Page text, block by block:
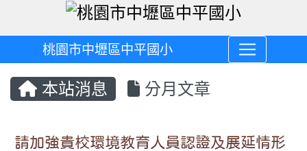
桃園市中壢區中平國小
本站消息 分月文章
請加強貴校環境教育人員認證及展延情形